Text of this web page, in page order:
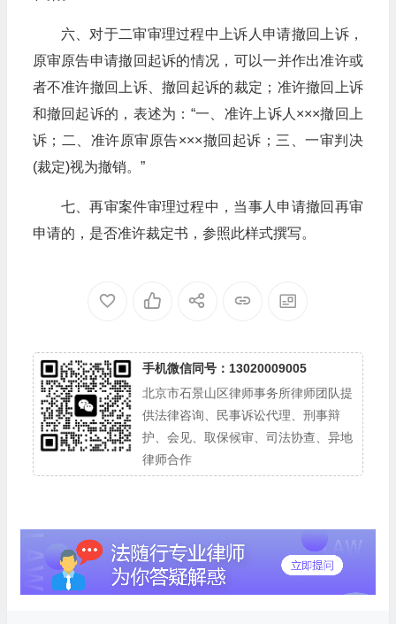
六、对于二审审理过程中上诉人申请撤回上诉，
原审原告申请撤回起诉的情况，可以一并作出准许或
者不准许撤回上诉、撤回起诉的裁定；准许撤回上诉
和撤回起诉的，表述为：“一、准许上诉人×××撤回上
诉；二、准许原审原告×××撤回起诉；三、一审判决
(裁定)视为撤销。”
七、再审案件审理过程中，当事人申请撤回再审
申请的，是否准许裁定书，参照此样式撰写。
手机微信同号：13020009005
北京市石景山区律师事务所律师团队提
供法律咨询、民事诉讼代理、刑事辩
护、会见、取保候审、司法协查、异地
律师合作